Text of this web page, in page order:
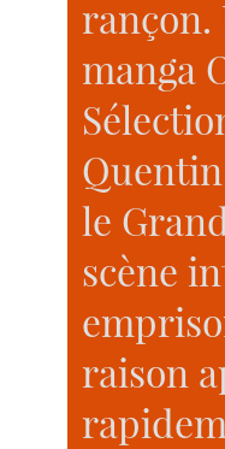
rançon.
manga
le
scène
raison